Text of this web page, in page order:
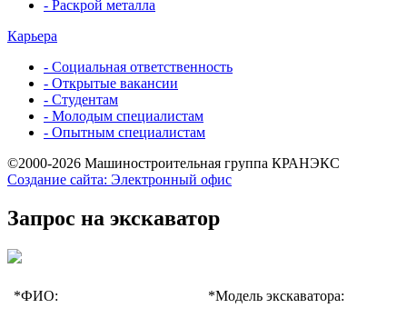
- Раскрой металла
Карьера
- Социальная ответственность
- Открытые вакансии
- Студентам
- Молодым специалистам
- Опытным специалистам
©2000-2026 Машиностроительная группа КРАНЭКС
Создание сайта: Электронный офис
Запрос на экскаватор
*ФИО: *Модель экскаватора: